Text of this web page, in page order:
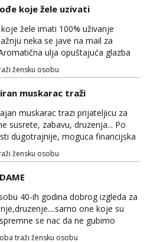
femy ko fol ljepotice me ne
Stop pederima i slicnima. Stop
slicne gluposti. Javi se sa slikom i
na: naal_naal@yaho...
koje žele uzivati
žele imati 100% uživanje
neka se jave na mail za
ulja opuštajuća glazba
Kraljica i ispuni si želje za dobro
Vaš prostor
žensku osobu
muskarac traži
muskarac trazi prijateljicu za
susrete, zabavu, druzenja... Po
dugotrajnije, moguca financijska
žensku osobu
40-ih godina dobrog izgleda za
one koje su
se nac da ne gubimo
traži žensku osobu